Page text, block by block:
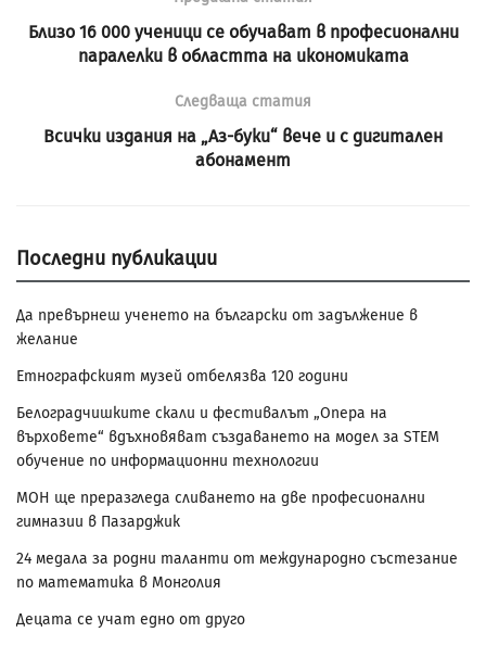
Близо 16 000 ученици се обучават в професионални
паралелки в областта на икономиката
Следваща статия
Всички издания на „Аз-буки“ вече и с дигитален
абонамент
Последни публикации
Да превърнеш ученето на български от задължение в
желание
Етнографският музей отбелязва 120 години
Белоградчишките скали и фестивалът „Опера на
върховете“ вдъхновяват създаването на модел за STEM
обучение по информационни технологии
МОН ще преразгледа сливането на две професионални
гимназии в Пазарджик
24 медала за родни таланти от международно състезание
по математика в Монголия
Децата се учат едно от друго